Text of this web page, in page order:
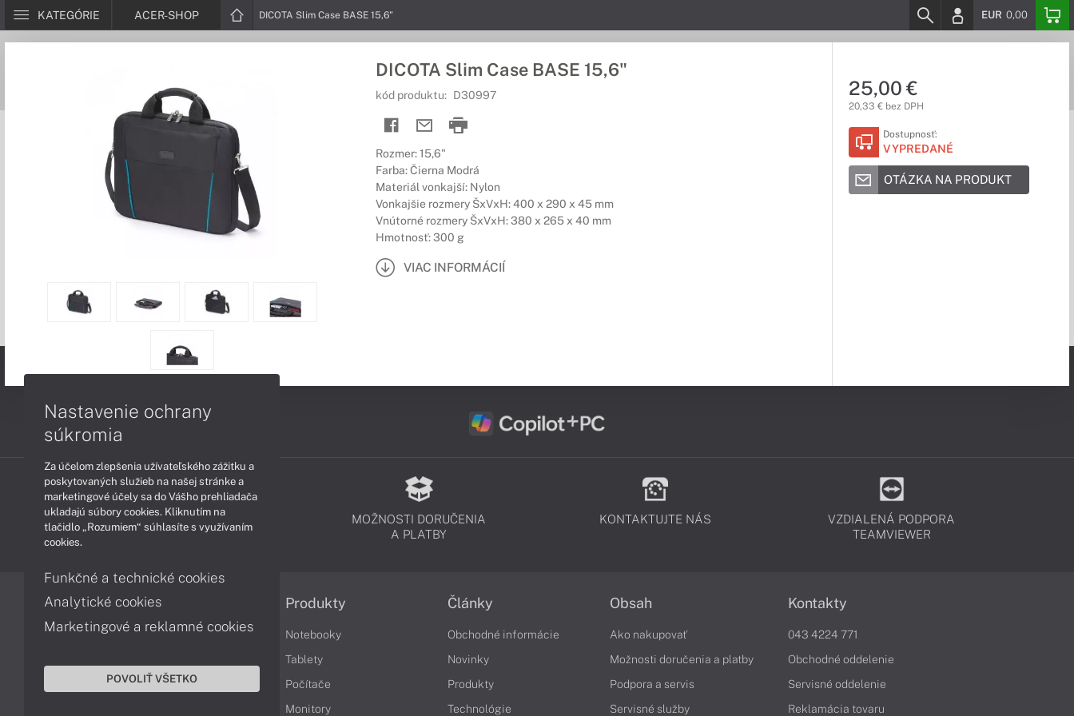
KATEGÓRIE ACER-SHOP DICOTA Slim Case BASE 15,6" EUR 0,00
DICOTA Slim Case BASE 15,6"
kód produktu: D30997
Rozmer: 15,6"
Farba: Čierna Modrá
Materiál vonkajší: Nylon
Vonkajšie rozmery ŠxVxH: 400 x 290 x 45 mm
Vnútorné rozmery ŠxVxH: 380 x 265 x 40 mm
Hmotnosť: 300 g
VIAC INFORMÁCIÍ
25,00 €
20,33 € bez DPH
Dostupnosť:
VYPREDANÉ
OTÁZKA NA PRODUKT
PODPORA A SERVIS
MOŽNOSTI DORUČENIA
A PLATBY
KONTAKTUJTE NÁS
VZDIALENÁ PODPORA
TEAMVIEWER
Informácie
Obchodné podmienky
Ochrana osobných údajov
Produkty
Notebooky
Tablety
Počítače
Monitory
Články
Obchodné informácie
Novinky
Produkty
Technológie
Obsah
Ako nakupovať
Možnosti doručenia a platby
Podpora a servis
Servisné služby
Kontakty
043 4224 771
Obchodné oddelenie
Servisné oddelenie
Reklamácia tovaru
Nastavenie ochrany
súkromia
Za účelom zlepšenia užívateľského zážitku a
poskytovaných služieb na našej stránke a
marketingové účely sa do Vášho prehliadača
ukladajú súbory cookies. Kliknutím na
tlačidlo „Rozumiem“ súhlasíte s využívaním
cookies.
Funkčné a technické cookies
Analytické cookies
Marketingové a reklamné cookies
POVOLIŤ VŠETKO